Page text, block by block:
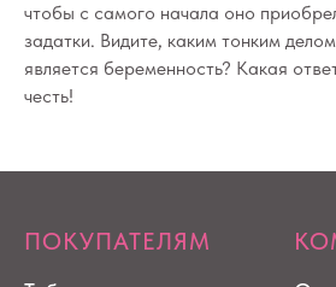
чтобы с самого начала оно
задатки. Видите, каким тонким
является беременность? Какая
честь!
ПОКУПАТЕЛЯМ